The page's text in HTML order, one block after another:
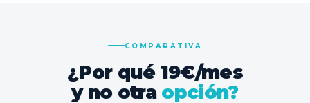
COMPARATIVA
¿Por qué 19€/mes
y no otra opción?